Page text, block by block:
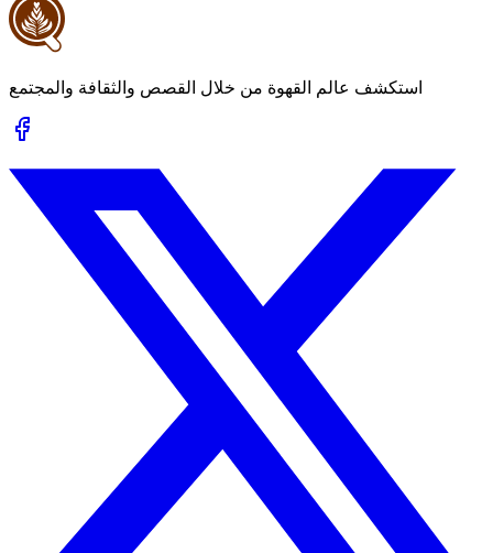
استكشف عالم القهوة من خلال القصص والثقافة والمجتمع